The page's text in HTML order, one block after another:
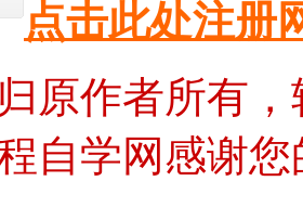
点击此处注册
原作者所有
自学网感谢